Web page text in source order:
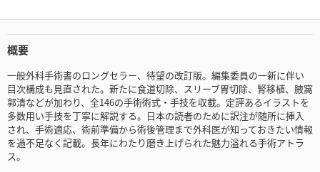
概要
一般外科手術書のロングセラー、待望の改訂版。編集委員の一新に伴い
目次構成も見直された。新たに食道切除、スリーブ胃切除、腎移植、腋窩
郭清などが加わり、全146の手術術式・手技を収載。定評あるイラストを
多数用い手技を丁寧に解説する。日本の読者のために訳注が随所に挿入
され、手術適応、術前準備から術後管理まで外科医が知っておきたい情報
を過不足なく記載。長年にわたり磨き上げられた魅力溢れる手術アトラ
ス。